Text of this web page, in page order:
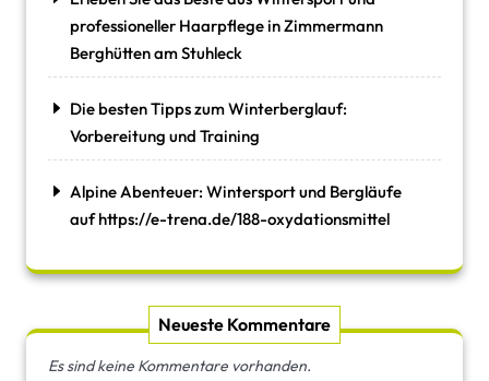
professioneller Haarpflege in Zimmermann
Berghütten am Stuhleck
Die besten Tipps zum Winterberglauf:
Vorbereitung und Training
Alpine Abenteuer: Wintersport und Bergläufe
auf https://e-trena.de/188-oxydationsmittel
Neueste Kommentare
Es sind keine Kommentare vorhanden.